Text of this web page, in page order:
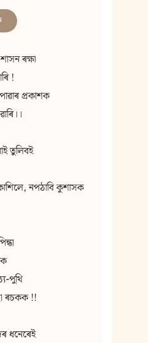
ৰক্ষা
!
প্ৰকাশক
তুলিবই
নপঠাবি কুশাসক
পুথি
ৰচকক !!
ধনেৰেই